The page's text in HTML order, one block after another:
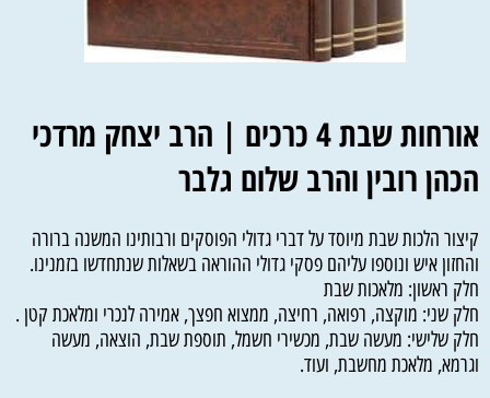
אורחות שבת 4 כרכים | הרב יצחק מרדכי
הכהן רובין והרב שלום גלבר
קיצור הלכות שבת מיוסד על דברי גדולי הפוסקים ורבותינו המשנה ברורה
והחזון איש ונוספו עליהם פסקי גדולי ההוראה בשאלות שנתחדשו בזמנינו.
חלק ראשון: מלאכות שבת
חלק שני: מוקצה, רפואה, רחיצה, ממצוא חפצך, אמירה לנכרי ומלאכת קטן .
חלק שלישי: מעשה שבת, מכשירי חשמל, תוספת שבת, הוצאה, מעשה
וגרמא, מלאכת מחשבת, ועוד.